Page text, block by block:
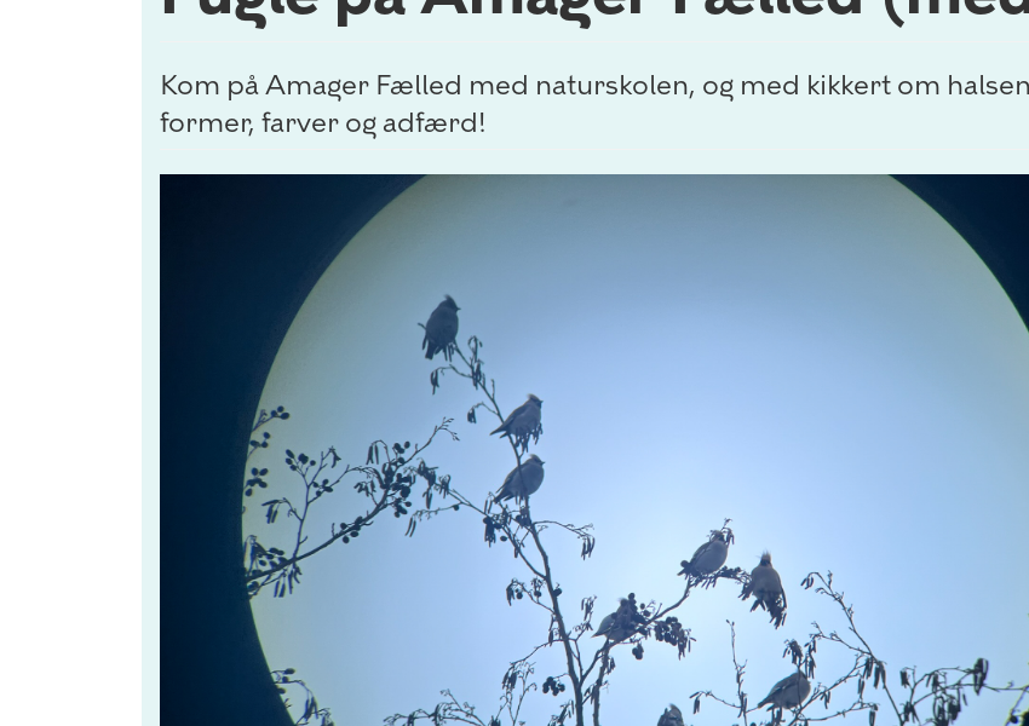
Kom på Amager Fælled med naturskolen, og med kikkert om
former, farver og adfærd!